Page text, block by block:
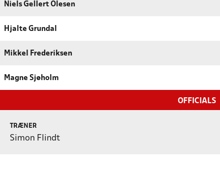
Niels Gellert Olesen
Hjalte Grundal
Mikkel Frederiksen
Magne Sjøholm
OFFICIALS
TRÆNER
Simon Flindt